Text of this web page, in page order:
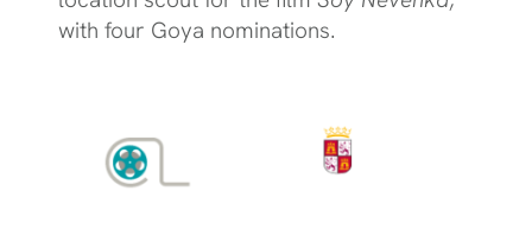
with four Goya nominations.